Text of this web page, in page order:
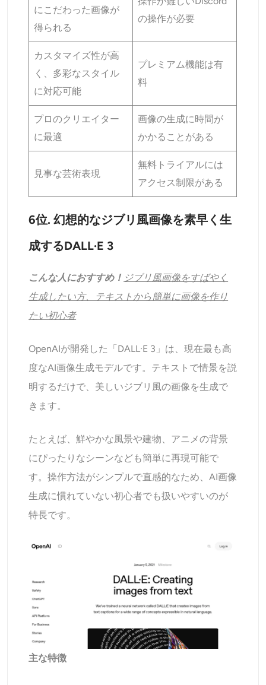
にこだわった画像が
得られる
の操作が必要
カスタマイズ性が高
く、多彩なスタイル
に対応可能
プレミアム機能は有
料
プロのクリエイター
に最適
画像の生成に時間が
かかることがある
見事な芸術表現
無料トライアルには
アクセス制限がある
6位. 幻想的なジブリ風画像を素早く生
成するDALL·E 3
こんな人におすすめ！ ジブリ風画像をすばやく
生成したい方、テキストから簡単に画像を作り
たい初心者
OpenAIが開発した「DALL·E 3」は、現在最も高
度なAI画像生成モデルです。テキストで情景を説
明するだけで、美しいジブリ風の画像を生成で
きます。
たとえば、鮮やかな風景や建物、アニメの背景
にぴったりなシーンなども簡単に再現可能で
す。操作方法がシンプルで直感的なため、AI画像
生成に慣れていない初心者でも扱いやすいのが
特長です。
主な特徴